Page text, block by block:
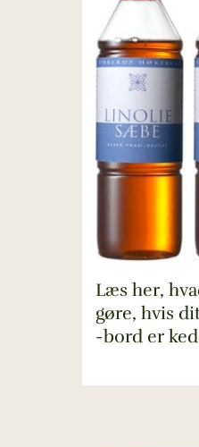
Læs her,
gøre, hvis
-bord er